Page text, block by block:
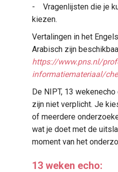
- Vragenlijsten die je
kiezen.
Vertalingen in het
Arabisch zijn
https://www.pns.nl/
informatiemateriaal/
De NIPT, 13
zijn niet verplicht. Je
of meerdere
wat je doet met de
moment van het
13 weken echo: